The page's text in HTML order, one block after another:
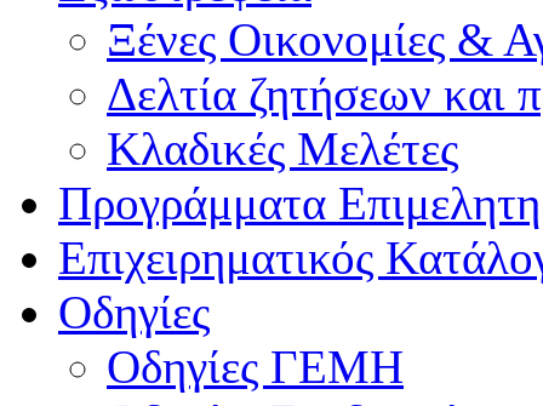
Ξένες Οικονομίες &
Δελτία ζητήσεων
Κλαδικές Μελέτες
Προγράμματα
Επιχειρηματικός
Οδηγίες
Οδηγίες ΓΕΜΗ